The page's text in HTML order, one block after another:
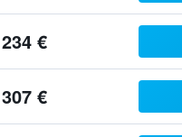
234 €
307 €